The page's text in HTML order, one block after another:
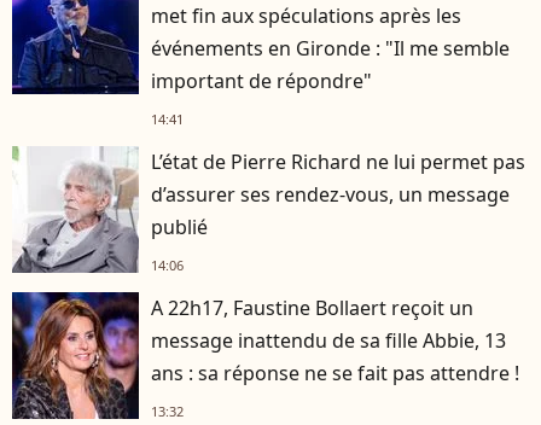
met fin aux spéculations après les
événements en Gironde : "Il me semble
important de répondre"
14:41
L’état de Pierre Richard ne lui permet pas
d’assurer ses rendez-vous, un message
publié
14:06
A 22h17, Faustine Bollaert reçoit un
message inattendu de sa fille Abbie, 13
ans : sa réponse ne se fait pas attendre !
13:32